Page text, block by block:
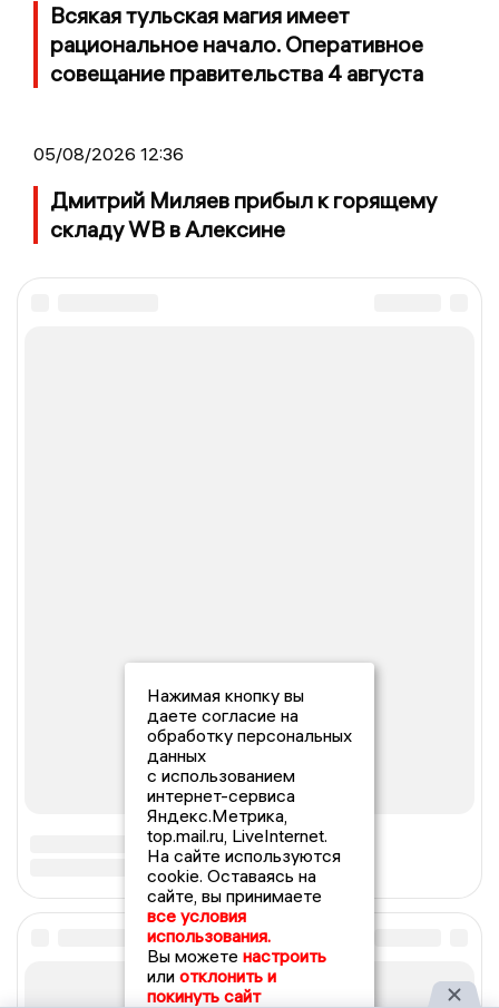
Всякая тульская магия имеет
рациональное начало. Оперативное
совещание правительства 4 августа
05/08/2026 12:36
Дмитрий Миляев прибыл к горящему
складу WB в Алексине
Нажимая кнопку вы
даете согласие на
обработку персональных
данных
с использованием
интернет-сервиса
Яндекс.Метрика,
top.mail.ru, LiveInternet.
На сайте используются
cookie. Оставаясь на
сайте, вы принимаете
все условия
использования.
Вы можете настроить
или отклонить и
покинуть сайт